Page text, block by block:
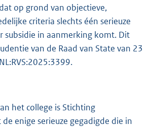
op grond van objectieve,
criteria slechts één serieuze
subsidie in aanmerking komt. Dit
van de Raad van State van 23
het college is Stichting
enige serieuze gegadigde die in